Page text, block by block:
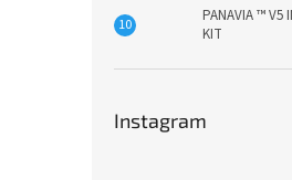
PANAVIA ™ V5
KIT
Instagram